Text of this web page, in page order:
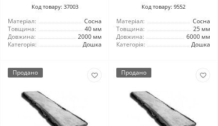
Код товару: 37003
Матеріал:
Сосна
Товщина:
40 мм
Довжина:
2000 мм
Категорія:
Дошка
Код товару: 9552
Матеріал:
Сосна
Товщина:
25 мм
Довжина:
6000 мм
Категорія:
Дошка
Продано Продано